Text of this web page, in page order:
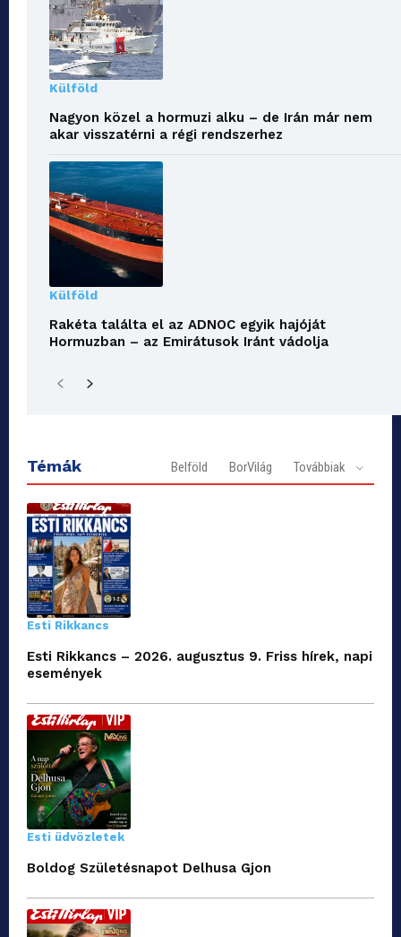
Külföld
Nagyon közel a hormuzi alku – de Irán már nem
akar visszatérni a régi rendszerhez
Külföld
Rakéta találta el az ADNOC egyik hajóját
Hormuzban – az Emirátusok Iránt vádolja
Témák Belföld BorVilág Továbbiak
Esti Rikkancs
Esti Rikkancs – 2026. augusztus 9. Friss hírek, napi
események
Esti üdvözletek
Boldog Születésnapot Delhusa Gjon